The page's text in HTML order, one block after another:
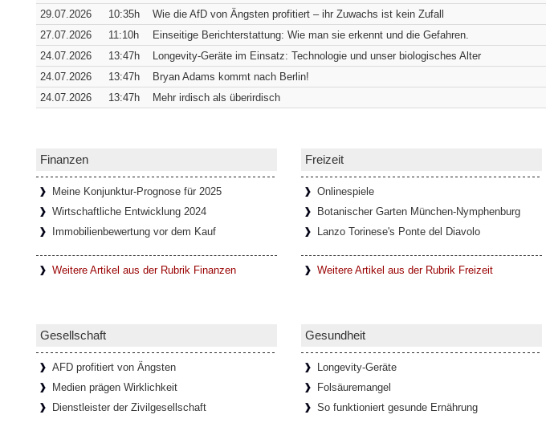
Bremen [SiSt24] Wer durch den Schnoor läuft, muss die Schultern manchmal
einziehen: Die Gassen sind so schmal, dass zwei Menschen kaum nebeneinander
passen. Genau das hat das[Weiterlesen...]
65 Tafeln, 132 Helden und 358 Stufen und Marmor
Onlinespiele können soziale Gemeinschaft und Kreativität fördern
In den letzten Jahrzehnten haben sich durch die steigende Anzahl digitaler
entwickelt, die oft auch nach
[Weiterlesen...]
Piemont, bildet das Tor zu den drei Tälern Val di Viù, Val d'Ala und Val Grande, die
29.07.2026
10:35h
Wie die AfD von Ängsten profitiert – ihr Zuwachs ist kein Zufall
27.07.2026
11:10h
Einseitige Berichterstattung: Wie man sie erkennt und die Gefahren.
24.07.2026
13:47h
Longevity-Geräte im Einsatz: Technologie und unser biologisches Alter
24.07.2026
13:47h
Bryan Adams kommt nach Berlin!
24.07.2026
13:47h Mehr irdisch als überirdisch
Finanzen
Meine Konjunktur-Prognose für 2025
Wirtschaftliche Entwicklung 2024
Immobilienbewertung vor dem Kauf
Weitere Artikel aus der Rubrik Finanzen
Freizeit
Onlinespiele
Botanischer Garten München-Nymphenburg
Lanzo Torinese's Ponte del Diavolo
Weitere Artikel aus der Rubrik Freizeit
Gesellschaft
AFD profitiert von Ängsten
Medien prägen Wirklichkeit
Dienstleister der Zivilgesellschaft
Gesundheit
Longevity-Geräte
Folsäuremangel
So funktioniert gesunde Ernährung